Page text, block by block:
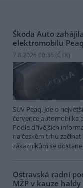
Škoda Auto
elektromobilu Peaq
7.8.2026 00:36 (ČTK)
SUV Peaq. Jde o
července automobilka
Podle dřívějších
na českém trhu
zákazníkům se
Ostravská radní
MŽP v kauze